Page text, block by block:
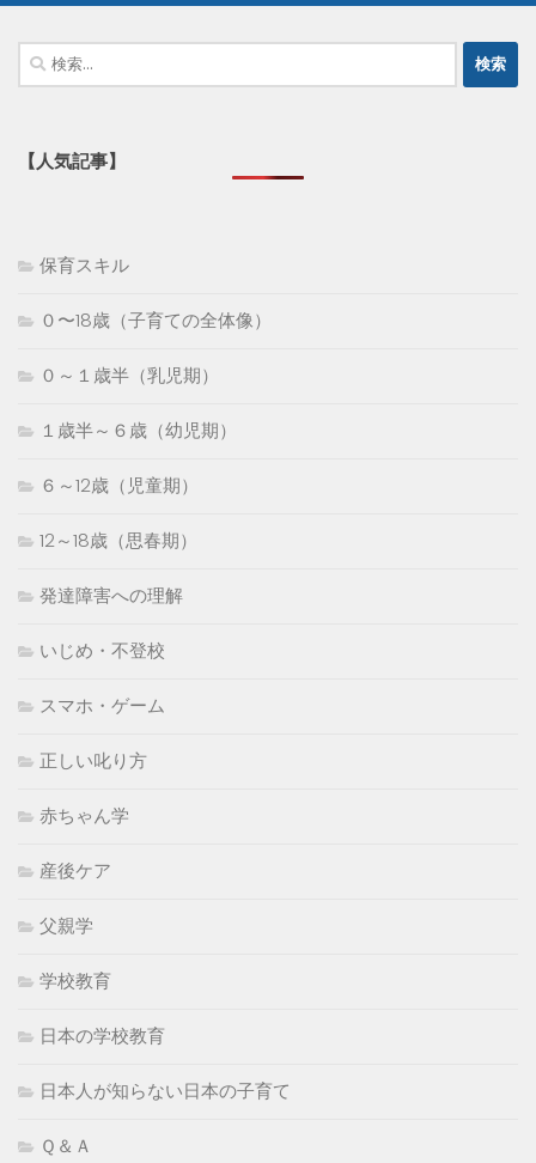
検
索:
【人気記事】
保育スキル
０〜18歳（子育ての全体像）
０～１歳半（乳児期）
１歳半～６歳（幼児期）
６～12歳（児童期）
12～18歳（思春期）
発達障害への理解
いじめ・不登校
スマホ・ゲーム
正しい叱り方
赤ちゃん学
産後ケア
父親学
学校教育
日本の学校教育
日本人が知らない日本の子育て
Ｑ＆Ａ